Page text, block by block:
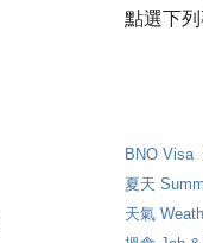
點選下列
BNO Visa
夏天
天氣